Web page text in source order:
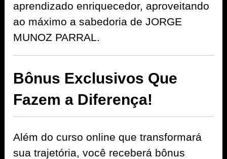
aprendizado enriquecedor, aproveitando
ao máximo a sabedoria de JORGE
MUNOZ PARRAL.
Bônus Exclusivos Que
Fazem a Diferença!
Além do curso online que transformará
sua trajetória, você receberá bônus